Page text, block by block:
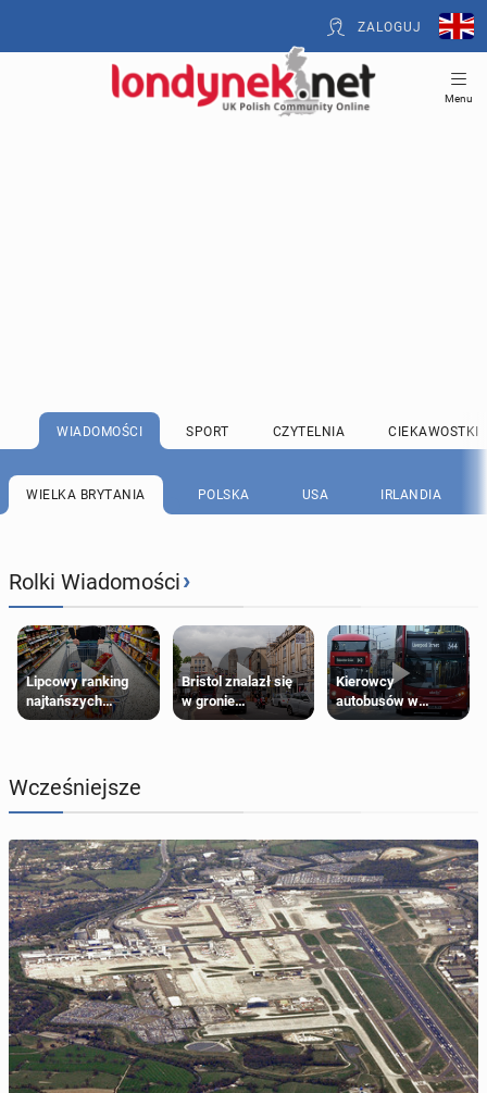
ZALOGUJ
Menu
WIADOMOŚCI SPORT CZYTELNIA CIEKAWOSTKI
WIELKA BRYTANIA POLSKA USA IRLANDIA
Rolki Wiadomości›
Lipcowy ranking
najtańszych
supermarketów
Bristol znalazł się
w gronie
najlepszych
Kierowcy
autobusów w
Londynie
Wcześniejsze